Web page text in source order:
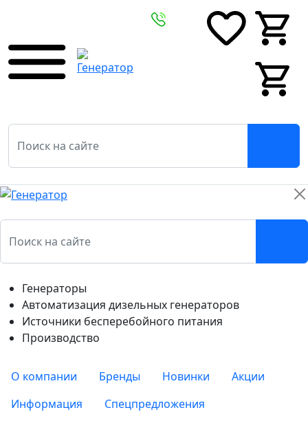
Генераторы
Автоматизация дизельных генераторов
Источники бесперебойного питания
Производство
О компании Бренды Новинки
Акции
Информация
Спецпредложения